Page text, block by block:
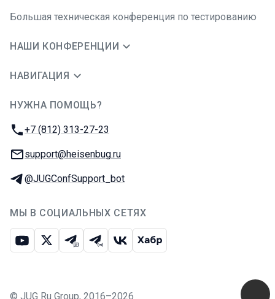
Большая техническая конференция по тестированию
НАШИ КОНФЕРЕНЦИИ
НАВИГАЦИЯ
НУЖНА ПОМОЩЬ?
Телефон:
+7 (812) 313-27-23
E-mail:
support@heisenbug.ru
Телеграм:
@JUGConfSupport_bot
МЫ В СОЦИАЛЬНЫХ СЕТЯХ
ЮтубИкс Телеграм-чат
Телеграм-канал
ВКонтакте
Хабр
© JUG Ru Group, 2016–2026